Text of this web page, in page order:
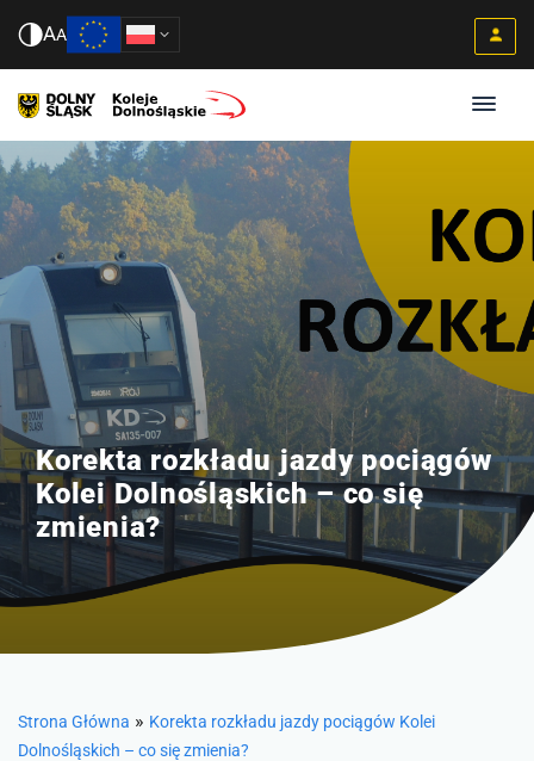
AA
Korekta rozkładu jazdy pociągów
Kolei Dolnośląskich – co się
zmienia?
Strona Główna » Korekta rozkładu jazdy pociągów Kolei
Dolnośląskich – co się zmienia?